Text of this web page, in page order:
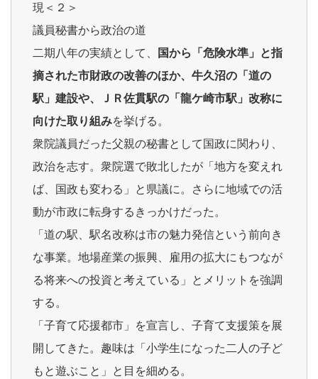
現＜２＞
議員秘書から政治の道
二期八年の実績として、
国から「危険水準」と指
摘された市財政の改善のほか、牛久沼の「道の
駅」建設や、ＪＲ佐貫駅の「龍ケ崎市駅」改称に
向けた取り組みを挙げる。
衆院議員だった父親の秘書として国政に関わり、
政治を志す。衆院選で敗北したが「地方を変えれ
ば、国政も変わる」と県議に。さらに地域での活
動が市政に転身するきっかけだった。
「道の駅、駅名改称は市の魅力発信という前向き
な事業。地場産業の振興、雇用の拡大にもつなが
る将来への投資と考えている」とメリットを強調
する。
「子育て応援都市」を宣言し、子育て支援策を展
開してきた。趣味は「小学生になった二人の子ど
もと遊ぶこと」と目を細める。